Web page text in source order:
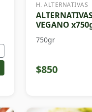
H. ALTERNATIVAS
VEGANO
750gr
$850